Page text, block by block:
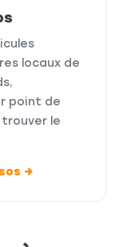
locaux de
point de
le
→